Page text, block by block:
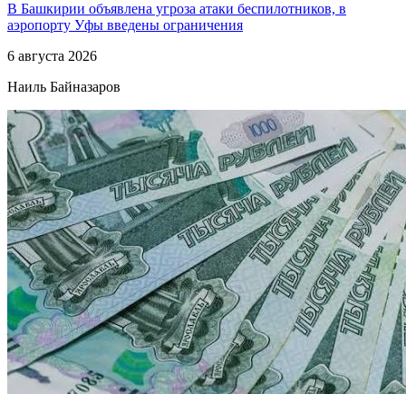
В Башкирии объявлена угроза атаки беспилотников, в
аэропорту Уфы введены ограничения
6 августа 2026
Наиль Байназаров